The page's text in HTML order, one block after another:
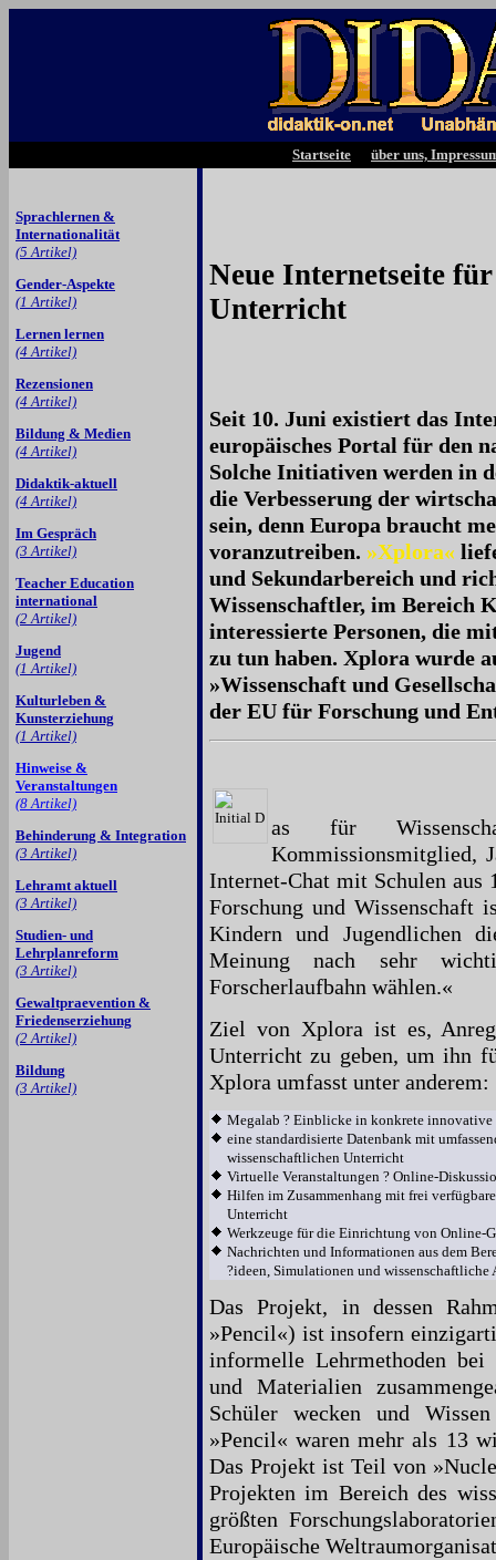
Startseite über uns,
Sprachlernen &
Internationalität
(5 Artikel)
Gender-Aspekte
(1 Artikel)
Lernen lernen
(4 Artikel)
Rezensionen
(4 Artikel)
Bildung & Medien
(4 Artikel)
Didaktik-aktuell
(4 Artikel)
Im Gespräch
(3 Artikel)
Teacher Education
international
(2 Artikel)
Jugend
(1 Artikel)
Kulturleben &
Kunsterziehung
(1 Artikel)
Hinweise &
Veranstaltungen
(8 Artikel)
Behinderung & Integration
(3 Artikel)
Lehramt aktuell
(3 Artikel)
Studien- und
Lehrplanreform
(3 Artikel)
Gewaltpraevention &
Friedenserziehung
(2 Artikel)
Bildung
(3 Artikel)
Neue Internetseite
Unterricht
Seit 10. Juni existiert das
europäisches Portal für den
Solche Initiativen werden in
die Verbesserung der
sein, denn Europa braucht
voranzutreiben. »Xplora«
und Sekundarbereich und
Wissenschaftler, im Bereich
interessierte Personen, die
zu tun haben. Xplora wurde
»Wissenschaft und
der EU für Forschung und
as für
Kommissionsmitglied,
Internet-Chat mit Schulen aus
Forschung und Wissenschaft
Kindern und Jugendlichen
Meinung nach sehr
Forscherlaufbahn wählen.«
Ziel von Xplora ist es,
Unterricht zu geben, um ihn
Xplora umfasst unter anderem:
Megalab ? Einblicke in konkrete innovative
eine standardisierte Datenbank mit
wissenschaftlichen Unterricht
Virtuelle Veranstaltungen ? Online-
Hilfen im Zusammenhang mit frei
Unterricht
Werkzeuge für die Einrichtung von Online-
Nachrichten und Informationen aus dem
?ideen, Simulationen und
Das Projekt, in dessen
»Pencil«) ist insofern
informelle Lehrmethoden
und Materialien
Schüler wecken und
»Pencil« waren mehr als 13
Das Projekt ist Teil von
Projekten im Bereich des
größten
Europäische